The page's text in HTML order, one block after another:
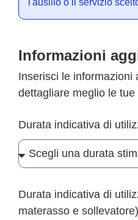
l'ausilio o il servizio
Informazioni
Inserisci le informazioni
dettagliare meglio le tue
Durata indicativa di
Durata indicativa di
materasso e sollevatore)